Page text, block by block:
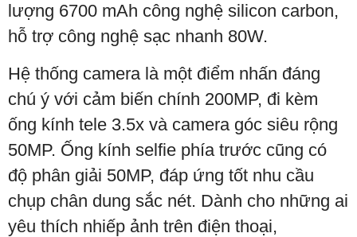
lượng 6700 mAh công nghệ silicon carbon,
hỗ trợ công nghệ sạc nhanh 80W.
Hệ thống camera là một điểm nhấn đáng
chú ý với cảm biến chính 200MP, đi kèm
ống kính tele 3.5x và camera góc siêu rộng
50MP. Ống kính selfie phía trước cũng có
độ phân giải 50MP, đáp ứng tốt nhu cầu
chụp chân dung sắc nét. Dành cho những ai
yêu thích nhiếp ảnh trên điện thoại,